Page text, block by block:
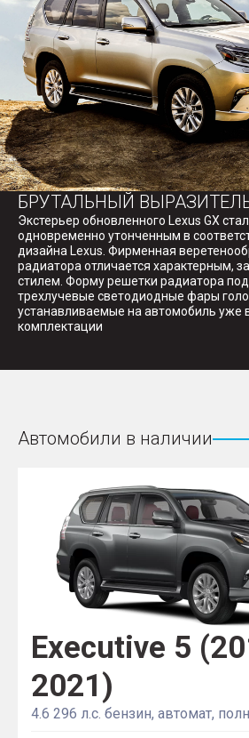
БРУТАЛЬНЫЙ
Экстерьер обновленного Lexus GX
одновременно утонченным в
дизайна Lexus. Фирменная
радиатора отличается характерным,
стилем. Форму решетки радиатора
трехлучевые светодиодные фары
устанавливаемые на автомобиль уже
комплектации
Автомобили в наличии
Executive 5
2021)
4.6 296 л.с. бензин, автомат,